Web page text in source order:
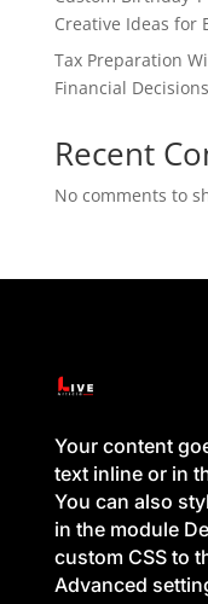
Creative Ideas for
Tax Preparation
Financial
Recent
No comments to
Your content
text inline or in
You can also
in the module
custom CSS to
Advanced